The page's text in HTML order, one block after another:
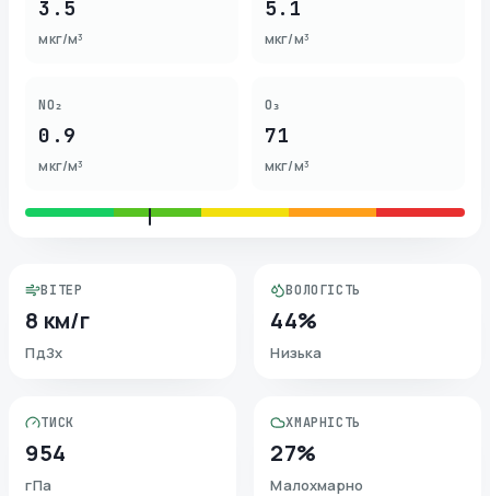
3.5
мкг/м³
5.1
мкг/м³
NO₂
0.9
мкг/м³
O₃
71
мкг/м³
ВІТЕР
8 км/г
ПдЗх
ВОЛОГІСТЬ
44%
Низька
ТИСК
954
гПа
ХМАРНІСТЬ
27%
Малохмарно